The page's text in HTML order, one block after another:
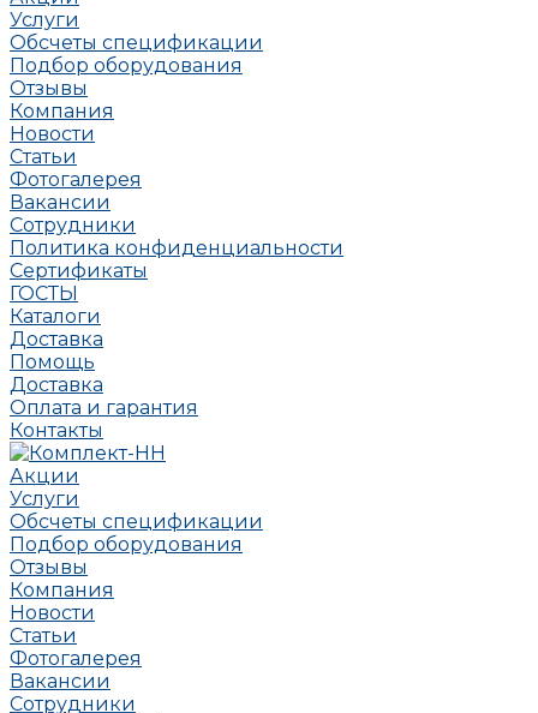
Услуги
Обсчеты спецификации
Подбор оборудования
Отзывы
Компания
Новости
Статьи
Фотогалерея
Вакансии
Сотрудники
Политика конфиденциальности
Сертификаты
ГОСТЫ
Каталоги
Доставка
Помощь
Доставка
Оплата и гарантия
Контакты
Акции
Услуги
Обсчеты спецификации
Подбор оборудования
Отзывы
Компания
Новости
Статьи
Фотогалерея
Вакансии
Сотрудники